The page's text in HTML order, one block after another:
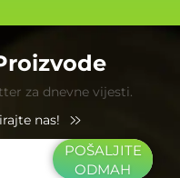
za dnevne vijesti.
nas!
POŠALJITE
ODMAH